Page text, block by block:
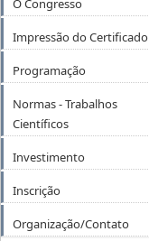
O Congresso
Impressão do Certificado
Programação
Normas - Trabalhos
Científicos
Investimento
Inscrição
Organização/Contato